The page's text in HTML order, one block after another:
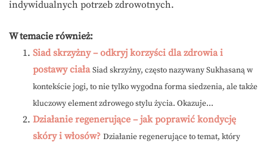
indywidualnych potrzeb zdrowotnych.
W temacie również:
Siad skrzyżny – odkryj korzyści dla zdrowia i
postawy ciała Siad skrzyżny, często nazywany Sukhasaną w
kontekście jogi, to nie tylko wygodna forma siedzenia, ale także
kluczowy element zdrowego stylu życia. Okazuje...
Działanie regenerujące – jak poprawić kondycję
skóry i włosów? Działanie regenerujące to temat, który